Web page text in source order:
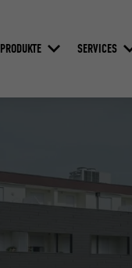
PRODUKTE SERVICES